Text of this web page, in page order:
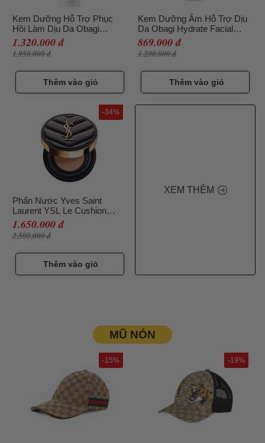
Kem Dưỡng Hỗ Trợ Phục
Hồi Làm Dịu Da Obagi
Clinical Kinetin Hydrating
Cream 50ml
1.320.000 đ
1.950.000 đ
Thêm vào giỏ
Kem Dưỡng Ẩm Hỗ Trợ Dịu
Da Obagi Hydrate Facial
Moisturizer, 48g CT
869.000 đ
1.200.000 đ
Thêm vào giỏ
Phấn Nước Yves Saint
Laurent YSL Le Cushion
Encre De Peau Luminous
Matte Cushion Foundation
Tone 10 Trắng Sáng
1.650.000 đ
2.500.000 đ
-34%
Thêm vào giỏ
XEM THÊM
MŨ NÓN
-15% -19%